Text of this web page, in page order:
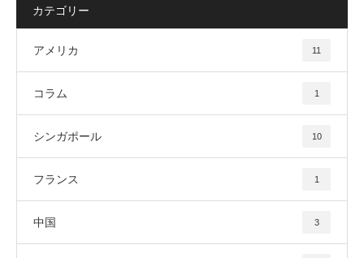
カテゴリー
アメリカ 11
コラム 1
シンガポール 10
フランス 1
中国 3